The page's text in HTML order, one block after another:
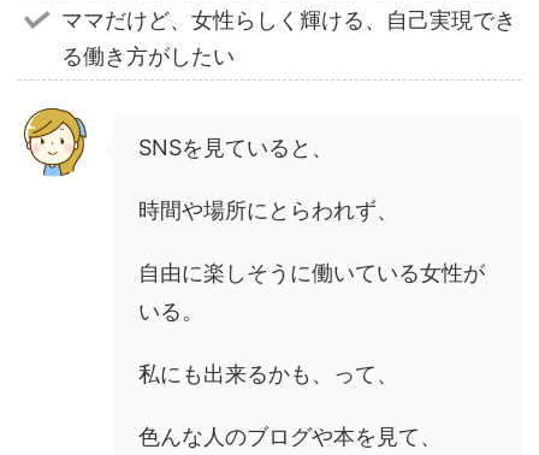
ママだけど、女性らしく輝ける、自己実現でき
る働き方がしたい
SNSを見ていると、
時間や場所にとらわれず、
自由に楽しそうに働いている女性が
いる。
私にも出来るかも、って、
色んな人のブログや本を見て、